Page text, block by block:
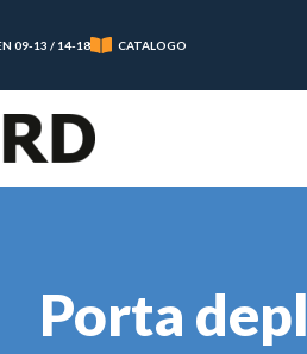
09-13 / 14-18 CATALOGO
Porta